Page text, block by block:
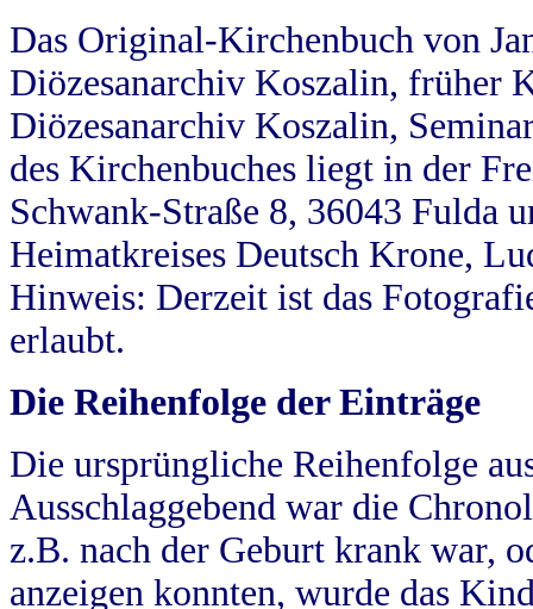
Das Original-Kirchenbuch von
Diözesanarchiv Koszalin, früher
Diözesanarchiv Koszalin,
des Kirchenbuches liegt in der
Schwank-Straße 8, 36043 Fulda
Heimatkreises Deutsch Krone,
Hinweis: Derzeit ist das
erlaubt.
Die Reihenfolge der Einträge
Die ursprüngliche Reihenfolge
Ausschlaggebend war die
z.B. nach der Geburt krank war,
anzeigen konnten, wurde das